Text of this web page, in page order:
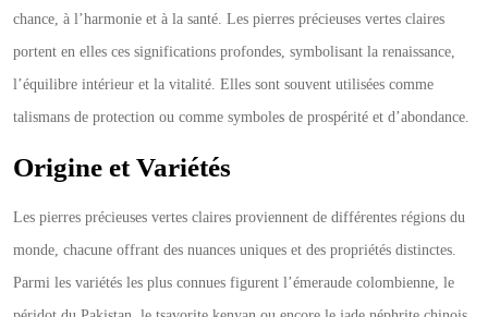
chance, à l’harmonie et à la santé. Les pierres précieuses vertes claires
portent en elles ces significations profondes, symbolisant la renaissance,
l’équilibre intérieur et la vitalité. Elles sont souvent utilisées comme
talismans de protection ou comme symboles de prospérité et d’abondance.
Origine et Variétés
Les pierres précieuses vertes claires proviennent de différentes régions du
monde, chacune offrant des nuances uniques et des propriétés distinctes.
Parmi les variétés les plus connues figurent l’émeraude colombienne, le